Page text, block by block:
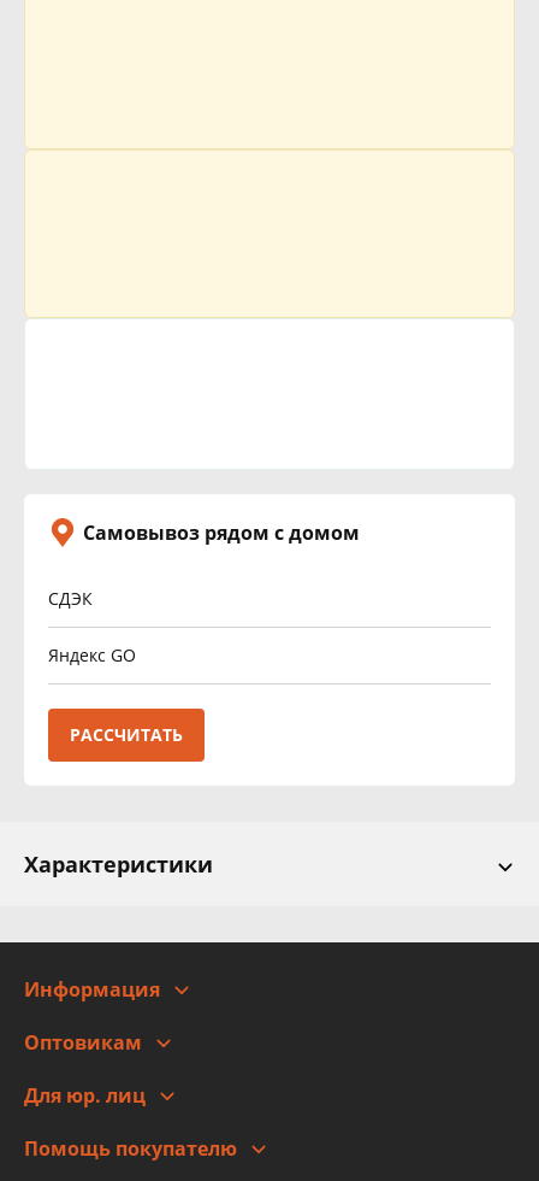
Самовывоз рядом с домом
СДЭК
Яндекс GO
РАССЧИТАТЬ
Характеристики
Информация
Адреса
Новости
Правовая информация
Оптовикам
Для юр. лиц
Помощь покупателю